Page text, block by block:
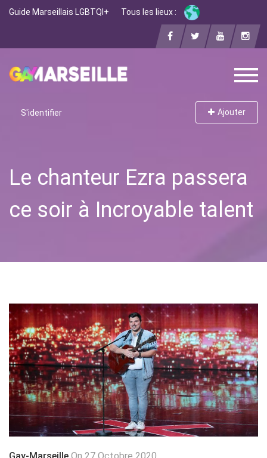
Guide Marseillais LGBTQI+ Tous les lieux :
S'identifier Ajouter
Le chanteur Ezra passera
ce soir à Incroyable talent